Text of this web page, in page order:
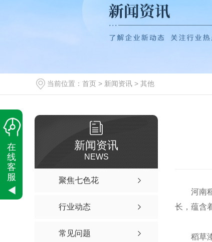
当前位置： 首页 > 新闻资讯 > 其他
新闻资讯
NEWS
聚焦七色花
行业动态
常见问题
河南
长，蕴含
稻草
在
线
客
服